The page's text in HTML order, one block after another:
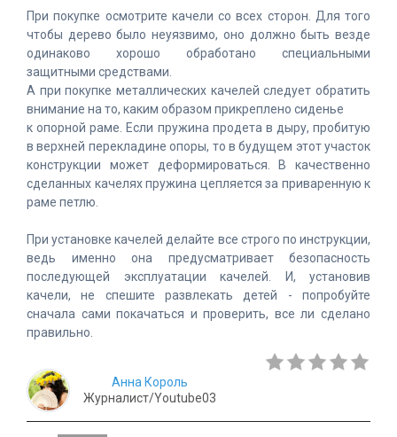
При покупке осмотрите качели со всех сторон. Для того
чтобы дерево было неуязвимо, оно должно быть везде
одинаково хорошо обработано специальными
защитными средствами.
А при покупке металлических качелей следует обратить
внимание на то, каким образом прикреплено сиденье
к опорной раме. Если пружина продета в дыру, пробитую
в верхней перекладине опоры, то в будущем этот участок
конструкции может деформироваться. В качественно
сделанных качелях пружина цепляется за приваренную к
раме петлю.
При установке качелей делайте все строго по инструкции,
ведь именно она предусматривает безопасность
последующей эксплуатации качелей. И, установив
качели, не спешите развлекать детей - попробуйте
сначала сами покачаться и проверить, все ли сделано
правильно.
Анна Король
Журналист/Youtube03